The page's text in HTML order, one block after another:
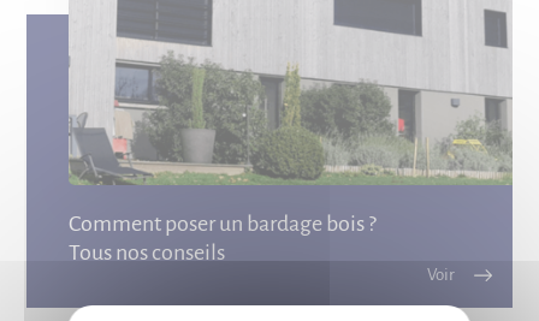
Comment poser un bardage bois ?
Tous nos conseils